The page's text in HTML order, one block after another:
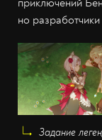
но
Задание